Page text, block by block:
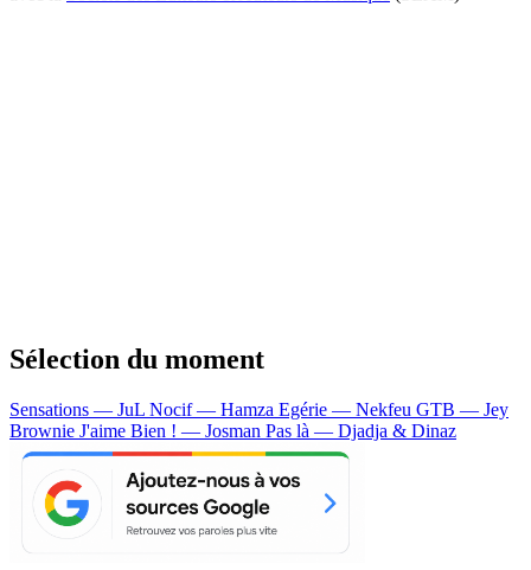
Sélection du moment
Sensations — JuL Nocif — Hamza Egérie — Nekfeu GTB — Jey
Brownie J'aime Bien ! — Josman Pas là — Djadja & Dinaz